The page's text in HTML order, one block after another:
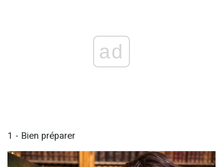
ad
1 - Bien préparer